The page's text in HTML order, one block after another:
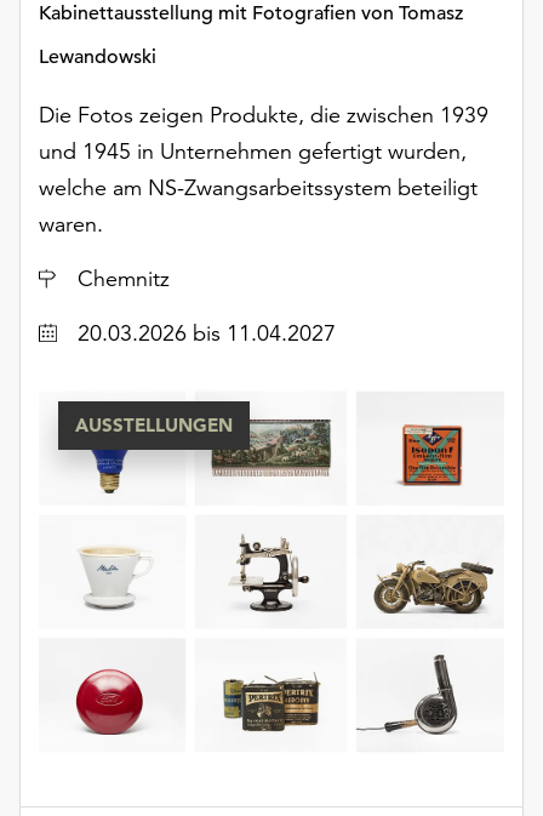
Kabinettausstellung mit Fotografien von Tomasz
Lewandowski
Die Fotos zeigen Produkte, die zwischen 1939
und 1945 in Unternehmen gefertigt wurden,
welche am NS-Zwangsarbeitssystem beteiligt
waren.
Ort
Chemnitz
Datum20.03.2026 bis 11.04.2027
AUSSTELLUNGEN